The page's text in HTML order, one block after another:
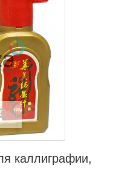
каллиграфии,